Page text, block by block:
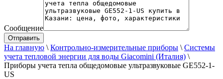
Сообщение
На главную \ Контрольно-измерительные приборы \ Системы
учета тепловой энергии для воды Giacomini (Италия) \
Приборы учета тепла общедомовые ультразвуковые GE552-1-
US